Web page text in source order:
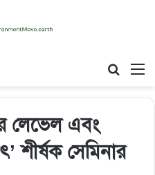
লেভেল এবং
শীর্ষক সেমিনার